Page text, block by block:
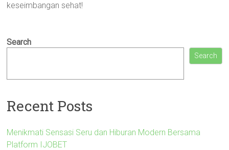
keseimbangan sehat!
Search
Search
Recent Posts
Menikmati Sensasi Seru dan Hiburan Modern Bersama
Platform IJOBET